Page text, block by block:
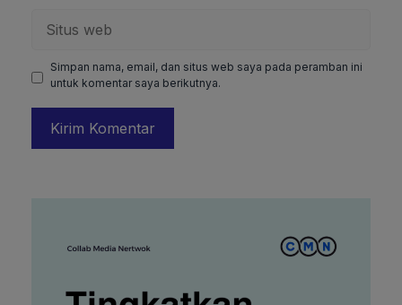
web
Simpan nama, email, dan situs web saya pada peramban ini
untuk komentar saya berikutnya.